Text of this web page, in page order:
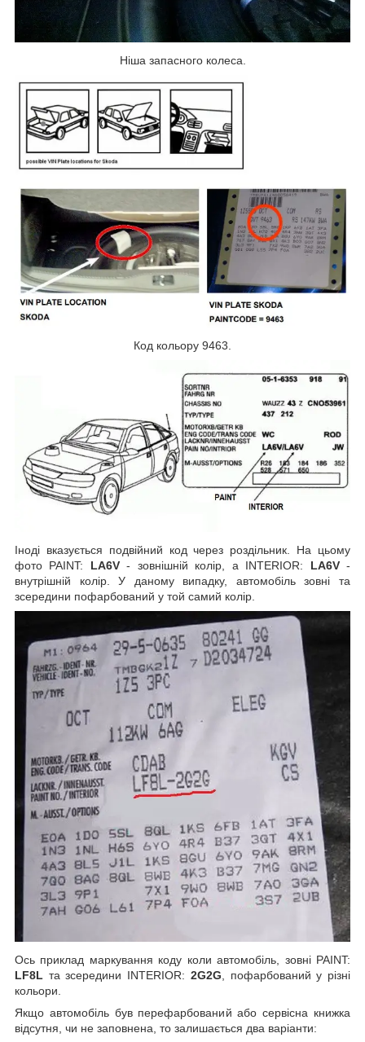
Ніша запасного колеса.
Код кольору 9463.
Іноді вказується подвійний код через роздільник. На цьому
фото PAINT: LA6V- зовнішній колір, а INTERIOR: LA6V-
внутрішній колір. У даному випадку, автомобіль зовні та
зсередини пофарбований у той самий колір.
Ось приклад маркування коду коли автомобіль, зовні PAINT:
LF8L та зсередини INTERIOR: 2G2G , пофарбований у різні
кольори.
Якщо автомобіль був перефарбований або сервісна книжка
відсутня, чи не заповнена, то залишається два варіанти: